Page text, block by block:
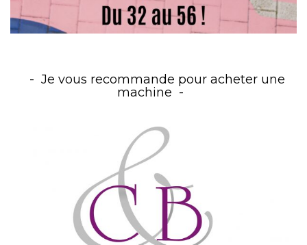
Je vous recommande pour acheter une
machine